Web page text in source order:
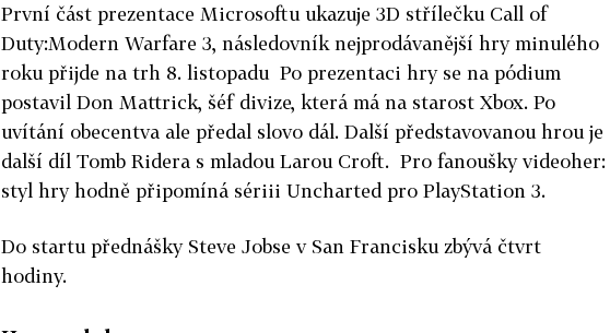
První část prezentace Microsoftu ukazuje 3D střílečku Call of
Duty:Modern Warfare 3, následovník nejprodávanější hry minulého
roku přijde na trh 8. listopadu Po prezentaci hry se na pódium
postavil Don Mattrick, šéf divize, která má na starost Xbox. Po
uvítání obecentva ale předal slovo dál. Další představovanou hrou je
další díl Tomb Ridera s mladou Larou Croft. Pro fanoušky videoher:
styl hry hodně připomíná sériii Uncharted pro PlayStation 3.
Do startu přednášky Steve Jobse v San Francisku zbývá čtvrt
hodiny.